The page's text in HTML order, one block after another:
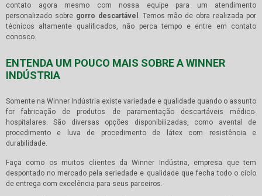
contato agora mesmo com nossa equipe para um atendimento
personalizado sobre gorro descartável . Temos mão de obra realizada por
técnicos altamente qualificados, não perca tempo e entre em contato
conosco.
ENTENDA UM POUCO MAIS SOBRE A WINNER
INDÚSTRIA
Somente na Winner Indústria existe variedade e qualidade quando o assunto
for fabricação de produtos de paramentação descartáveis médico-
hospitalares. São diversas opções disponibilizadas, como avental de
procedimento e luva de procedimento de látex com resistência e
durabilidade.
Faça como os muitos clientes da Winner Indústria, empresa que tem
despontado no mercado pela seriedade e qualidade que fecha todo o ciclo
de entrega com excelência para seus parceiros.